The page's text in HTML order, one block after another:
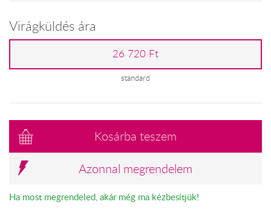
Virágküldés ára
26 720 Ft
standard
Kosárba teszem
Azonnal megrendelem
Ha most megrendeled, akár még ma kézbesítjük!